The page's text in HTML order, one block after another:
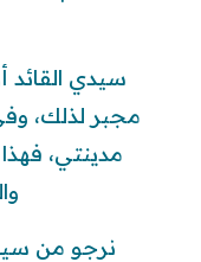
سيدي القائد
مجبر لذلك،
مدينتي،
نرجو من